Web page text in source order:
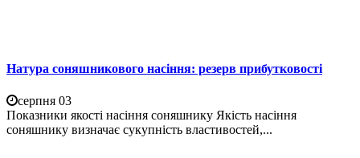
Натура соняшникового насіння: резерв прибутковості
серпня 03
Показники якості насіння соняшнику Якість насіння
соняшнику визначає сукупність властивостей,...